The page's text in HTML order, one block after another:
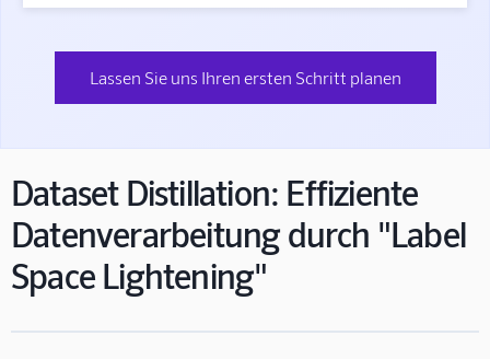
Lassen Sie uns Ihren ersten Schritt planen
Dataset Distillation: Effiziente
Datenverarbeitung durch "Label
Space Lightening"